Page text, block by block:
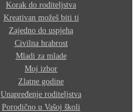
Korak do roditeljstva
Kreativan možeš biti ti
Zajedno do uspjeha
Civilna hrabrost
Mladi za mlade
Moj izbor
Zlatne godine
Unapređenje roditeljstva
Porodično u Vašoj školi